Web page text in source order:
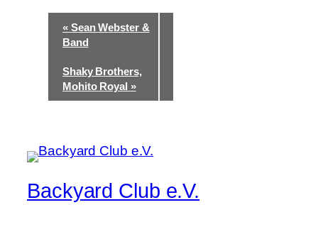
«Sean Webster &
Band
Shaky Brothers,
Mohito Royal »
Backyard Club e.V.